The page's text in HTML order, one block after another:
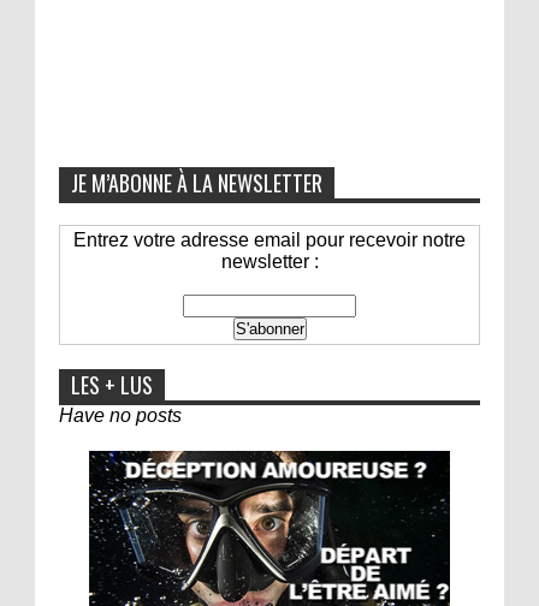
JE M’ABONNE À LA NEWSLETTER
Entrez votre adresse email pour recevoir notre
newsletter :
LES + LUS
Have no posts